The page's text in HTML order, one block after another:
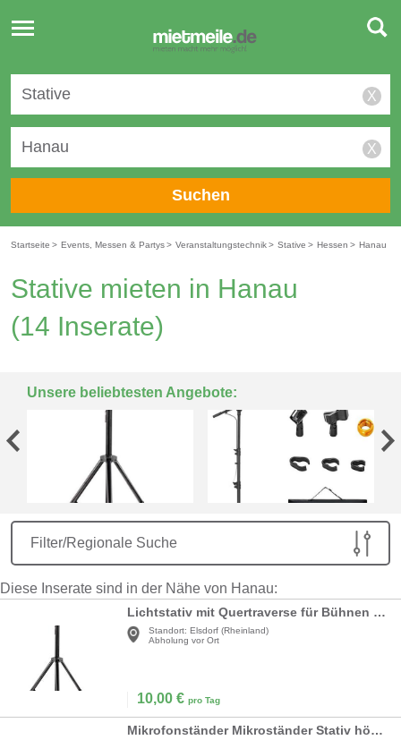
Toggle
navigation
X
X
Suchen
Startseite > Events, Messen & Partys> Veranstaltungstechnik> Stative > Hessen > Hanau
Stative mieten in Hanau
(14 Inserate)
Unsere beliebtesten Angebote:
Filter/Regionale Suche
Diese Inserate sind in der Nähe von Hanau:
Lichtstativ mit Quertraverse für Bühnen & Konzerbeleuchtung für bis zu 4 Scheinwerfer 1,45 m – 3,25
Standort: Elsdorf (Rheinland)
Abholung vor Ort
10,00 € pro Tag
Mikrofonständer Mikroständer Stativ höhenverstellbar faltbarer Bodenständer Stativ Tragetasche